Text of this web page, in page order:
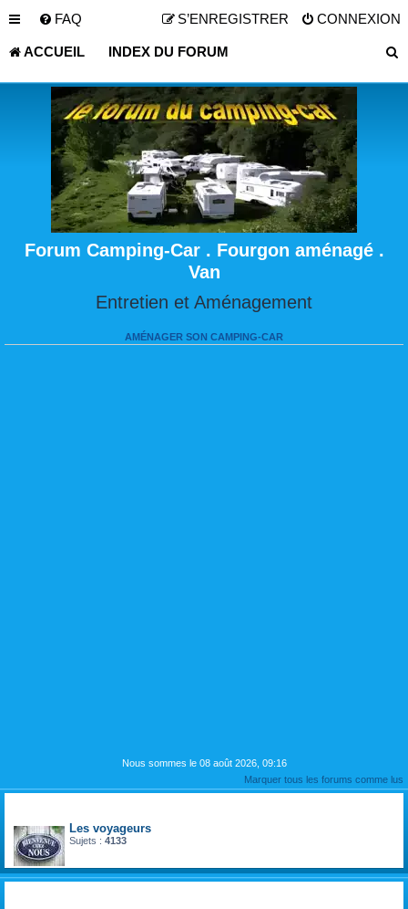
FAQ CONNEXION
S’ENREGISTRER
ACCUEIL INDEX DU FORUM
Forum Camping-Car . Fourgon aménagé .
Van
Entretien et Aménagement
AMÉNAGER SON CAMPING-CAR
Nous sommes le 08 août 2026, 09:16
Marquer tous les forums comme lus
Les voyageurs
Sujets : 4133